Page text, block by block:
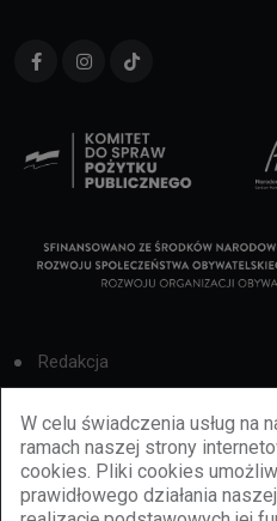
W celu świadczenia usług na
ramach naszej strony
cookies. Pliki cookies
prawidłowego działania
Redakcja
Cookies
Reklama
BBiletomania